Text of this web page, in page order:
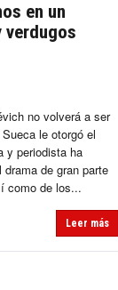
en un
verdugos
no volverá a ser
le otorgó el
y periodista ha
de gran parte
como de los...
Leer más